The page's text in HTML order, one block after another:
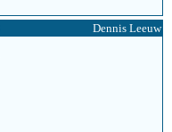
Dennis Leeuw